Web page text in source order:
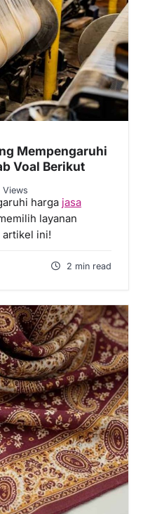
Mempengaruhi
Voal Berikut
Views
harga jasa
layanan
artikel ini!
2 min read